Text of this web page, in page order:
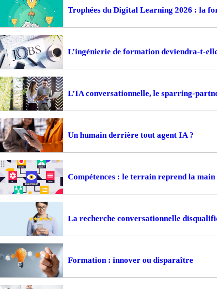
Trophées du Digital Learning 2026 : la
L’ingénierie de formation deviendra-t-
L’IA conversationnelle, le sparring-
Un humain derrière tout agent IA ?
Compétences : le terrain reprend la main
La recherche conversationnelle
Formation : innover ou disparaître